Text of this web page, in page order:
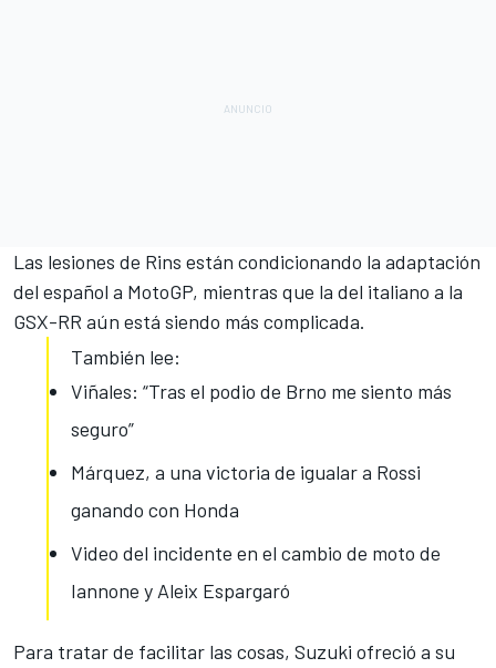
Las lesiones de Rins están condicionando la adaptación
del español a MotoGP, mientras que la del italiano a la
GSX-RR aún está siendo más complicada.
También lee:
Viñales: “Tras el podio de Brno me siento más
seguro”
Márquez, a una victoria de igualar a Rossi
ganando con Honda
Video del incidente en el cambio de moto de
Iannone y Aleix Espargaró
Para tratar de facilitar las cosas, Suzuki ofreció a su